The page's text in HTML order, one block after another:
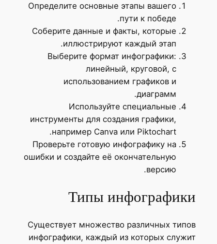
Определите основные этапы вашего
пути к победе.
Соберите данные и факты, которые
иллюстрируют каждый этап.
Выберите формат инфографики:
линейный, круговой, с
использованием графиков и
диаграмм.
Используйте специальные
инструменты для создания графики,
например Canva или Piktochart.
Проверьте готовую инфографику на
ошибки и создайте её окончательную
версию.
Типы инфографики
Существует множество различных типов
инфографики, каждый из которых служит